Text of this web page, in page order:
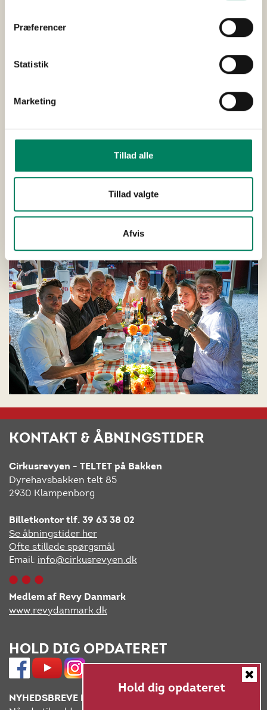
Præferencer
Statistik
Marketing
Tillad alle
Tillad valgte
Afvis
KONTAKT & ÅBNINGSTIDER
Cirkusrevyen - TELTET på Bakken
Dyrehavsbakken telt 85
2930 Klampenborg
Billetkontor tlf. 39 63 38 02
Se åbningstider her
Ofte stillede spørgsmål
Email: info@cirkusrevyen.dk
Medlem af Revy Danmark
www.revydanmark.dk
HOLD DIG OPDATERET
NYHEDSBREVE FRA CIRKUSREVYEN
Hold dig opdateret